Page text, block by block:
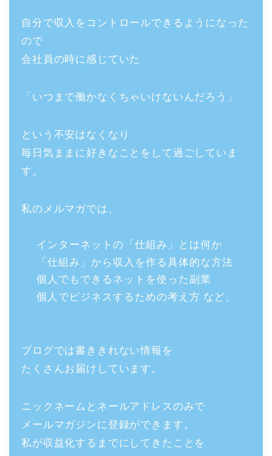
自分で収入をコントロールできるようになった
ので
会社員の時に感じていた
「いつまで働かなくちゃいけないんだろう」
という不安はなくなり
毎日気ままに好きなことをして過ごしていま
す。
私のメルマガでは、
インターネットの「仕組み」とは何か
「仕組み」から収入を作る具体的な方法
個人でもできるネットを使った副業
個人でビジネスするための考え方 など、
ブログでは書ききれない情報を
たくさんお届けしています。
ニックネームとネールアドレスのみで
メールマガジンに登録ができます。
私が収益化するまでにしてきたことを